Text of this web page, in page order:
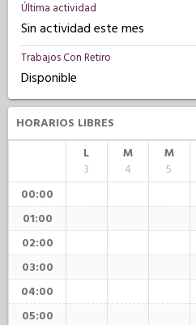
Última actividad
Sin actividad este mes
Trabajos Con Retiro
Disponible
HORARIOS LIBRES
L
3
M
4
M
5
00:00
01:00
02:00
03:00
04:00
05:00